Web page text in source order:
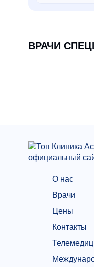
ВРАЧИ
О нас
Врачи
Цены
Контакты